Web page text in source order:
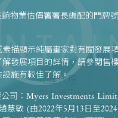
物業估價署署長編配的門牌
描顯示純屬畫家對有關發展
發展項目的詳情，請參閱售
施有較佳了解。
司：Myers Investments
慧敏 (由2022年5月13日至
地產代理
按此獲取KOKO
最新資訊及銷售資